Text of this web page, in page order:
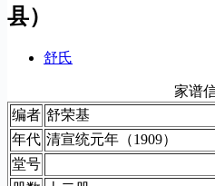
县）
舒氏
家谱
编者 舒荣基
年代 清宣统元年（1909）
堂号